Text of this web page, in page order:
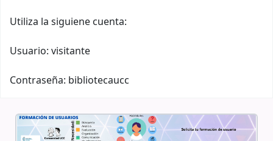
Utiliza la siguiene cuenta:
Usuario: visitante
Contraseña: bibliotecaucc